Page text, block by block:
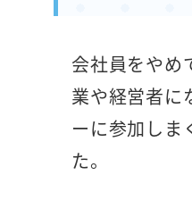
会社員をやめ
業や経営者に
ーに参加しま
た。